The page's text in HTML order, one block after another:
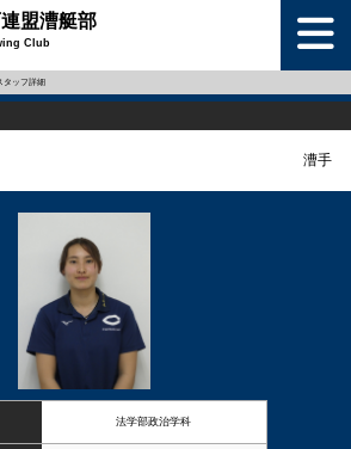
盟漕艇部
Club
タッフ詳細
漕手
法学部政治学科